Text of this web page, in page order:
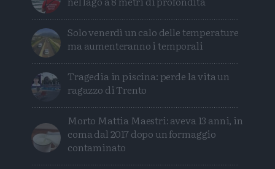
Solo venerdì un calo delle temperature
ma aumenteranno i temporali
Tragedia in piscina: perde la vita un
ragazzo di Trento
Morto Mattia Maestri: aveva 13 anni, in
coma dal 2017 dopo un formaggio
contaminato